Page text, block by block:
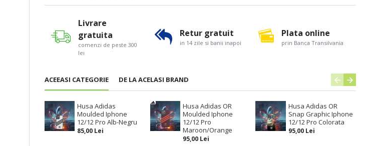
ACEEASI CATEGORIE DE LA ACELASI BRAND
Husa Adidas
Moulded Iphone
12/12 Pro Alb-Negru
85,00 Lei
Husa Adidas OR
Moulded Iphone
12/12 Pro
Maroon/Orange
95,00 Lei
Husa Adidas OR
Snap Graphic Iphone
12/12 Pro Colorata
95,00 Lei
Livrare
gratuita
comenzi de peste 300
lei
Retur gratuit
in 14 zile si banii inapoi
Plata online
prin Banca Transilvania